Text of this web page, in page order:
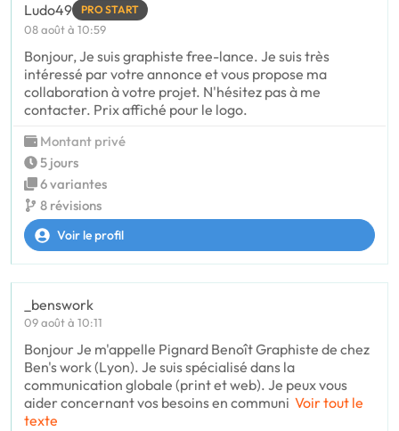
Ludo49 PRO START
08 août à 10:59
Bonjour, Je suis graphiste free-lance. Je suis très
intéressé par votre annonce et vous propose ma
collaboration à votre projet. N'hésitez pas à me
contacter. Prix affiché pour le logo.
Montant privé
5 jours
6 variantes
8 révisions
Voir le profil
_benswork
09 août à 10:11
Bonjour Je m'appelle Pignard Benoît Graphiste de chez
Ben's work (Lyon). Je suis spécialisé dans la
communication globale (print et web). Je peux vous
aider concernant vos besoins en communi Voir tout le
texte